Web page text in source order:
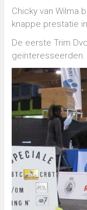
Chicky van Wilma
knappe prestatie
De eerste Trim
geïnteresseerden.